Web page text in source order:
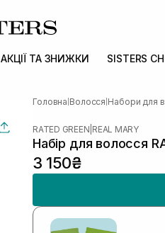
АКЦІЇ ТА ЗНИЖКИ SISTERS
Головна Волосся Набори для
RATED GREEN REAL MARY
Набір для волосся
3 150₴